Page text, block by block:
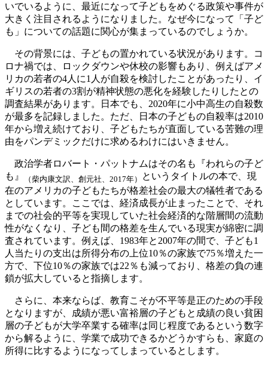
いでいるように、最近になって子どもをめぐる政策や事件が
大きく注目されるようになりました。なぜ今になって「子ど
も」についての話題に関心が集まっているのでしょうか。
その背景には、子どもの置かれている状況があります。コ
ロナ禍では、ロックダウンや休校の影響もあり、例えばアメ
リカの若者の4人に1人が自殺を検討したことがあったり、イ
ギリスの若者の3割が精神状態の悪化を経験したりしたとの
調査結果があります。日本でも、2020年に小中高生の自殺数
が最多を記録しました。ただ、日本の子どもの自殺率は2010
年から増え続けており、子どもたちが直面している苦難の理
由をパンデミックだけに求めるわけにはいきません。
政治学者ロバート・パットナムはその名も『われらの子ど
も』
（柴内康文訳、創元社、2017年）
というタイトルの本で、現
在のアメリカの子どもたちが格差社会の最大の犠牲者である
としています。ここでは、経済成長が止まったことで、それ
までの社会的平等を実現していた社会経済的な階層間の流動
性がなくなり、子ども間の格差を生んでいる現実が綿密に調
査されています。例えば、1983年と2007年の間で、子ども1
人当たりの支出は所得分布の上位10％の家族で75％増えた一
方で、下位10％の家族では22％も減っており、格差の負の連
鎖が拡大していると指摘します。
さらに、本来ならば、教育こそが不平等是正のための手段
となりますが、成績が悪い富裕層の子どもと成績の良い貧困
層の子どもが大学卒業する確率は同じ程度であるという数字
から解るように、学業で成功できるかどうかすらも、家庭の
所得に比するようになってしまっているとします。